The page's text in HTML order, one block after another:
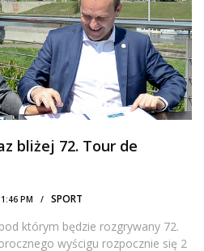
bliżej 72. Tour de
PM / SPORT
którym będzie rozgrywany 72.
wyścigu rozpocznie się 2